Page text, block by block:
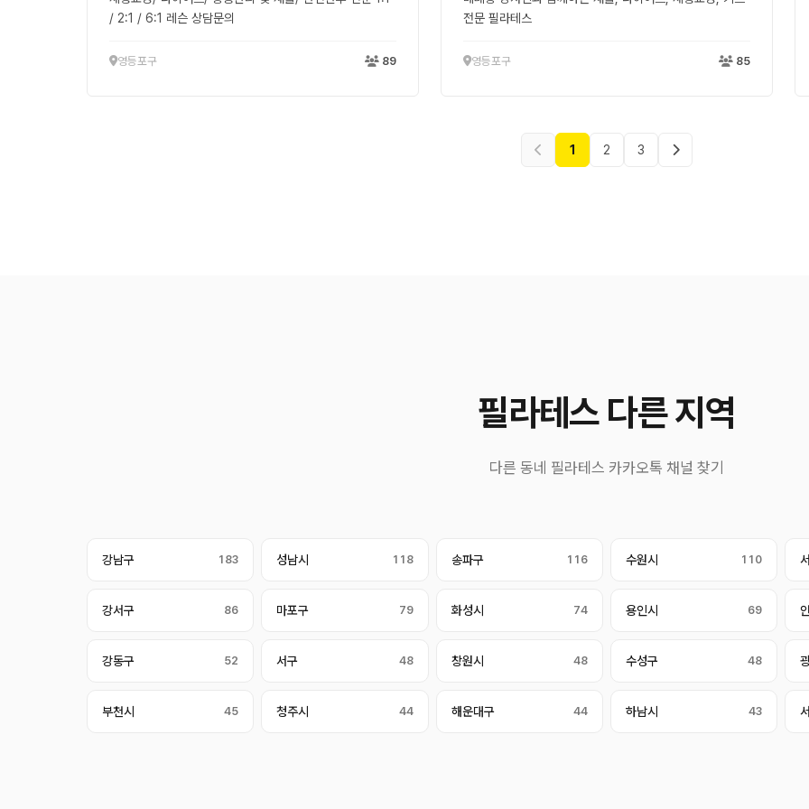
/ 2:1 / 6:1 레슨 상담문의
영등포구 89
전문 필라테스
영등포구 85
1 2 3
필라테스 다른 지역
다른 동네 필라테스 카카오톡 채널 찾기
강남구 183 성남시 118 송파구 116 수원시 110
강서구 86 마포구 79 화성시 74 용인시 69
강동구 52 서구 48 창원시 48 수성구 48
부천시 45 청주시 44 해운대구 44 하남시 43